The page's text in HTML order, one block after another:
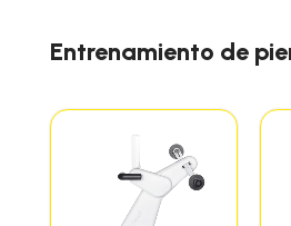
Entrenamiento de